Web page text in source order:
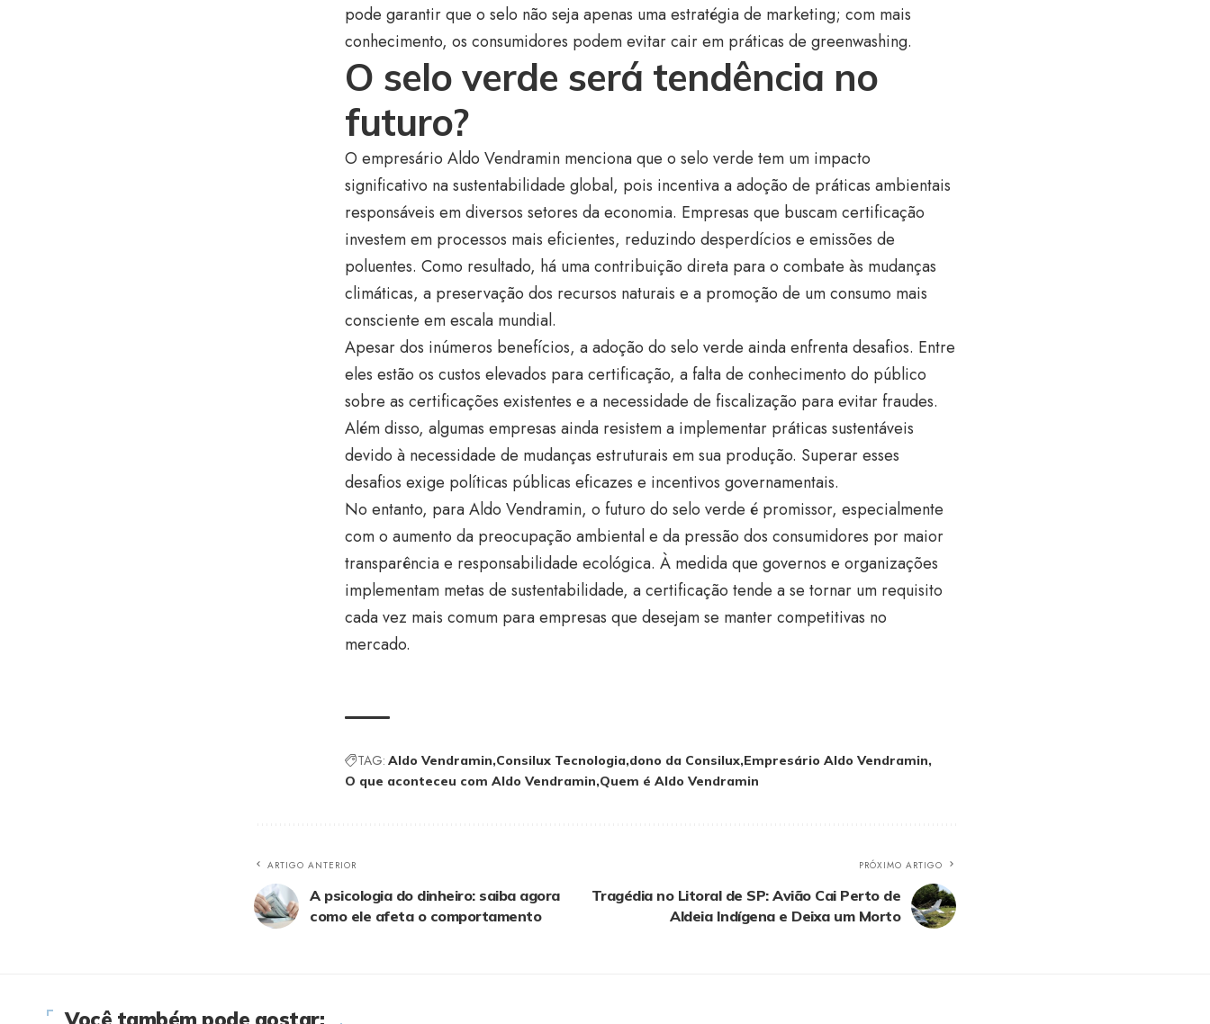
pode garantir que o selo não seja apenas uma estratégia de marketing; com mais
conhecimento, os consumidores podem evitar cair em práticas de greenwashing.
O selo verde será tendência no
futuro?
O empresário Aldo Vendramin menciona que o selo verde tem um impacto
significativo na sustentabilidade global, pois incentiva a adoção de práticas ambientais
responsáveis em diversos setores da economia. Empresas que buscam certificação
investem em processos mais eficientes, reduzindo desperdícios e emissões de
poluentes. Como resultado, há uma contribuição direta para o combate às mudanças
climáticas, a preservação dos recursos naturais e a promoção de um consumo mais
consciente em escala mundial.
Apesar dos inúmeros benefícios, a adoção do selo verde ainda enfrenta desafios. Entre
eles estão os custos elevados para certificação, a falta de conhecimento do público
sobre as certificações existentes e a necessidade de fiscalização para evitar fraudes.
Além disso, algumas empresas ainda resistem a implementar práticas sustentáveis
devido à necessidade de mudanças estruturais em sua produção. Superar esses
desafios exige políticas públicas eficazes e incentivos governamentais.
No entanto, para Aldo Vendramin, o futuro do selo verde é promissor, especialmente
com o aumento da preocupação ambiental e da pressão dos consumidores por maior
transparência e responsabilidade ecológica. À medida que governos e organizações
implementam metas de sustentabilidade, a certificação tende a se tornar um requisito
cada vez mais comum para empresas que desejam se manter competitivas no
mercado.
TAG: Aldo Vendramin Consilux Tecnologia dono da Consilux Empresário Aldo Vendramin
O que aconteceu com Aldo Vendramin Quem é Aldo Vendramin
ARTIGO ANTERIOR
A psicologia do dinheiro: saiba agora
como ele afeta o comportamento
PRÓXIMO ARTIGO
Tragédia no Litoral de SP: Avião Cai Perto de
Aldeia Indígena e Deixa um Morto